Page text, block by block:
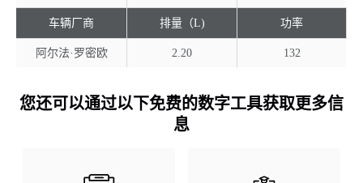
车辆厂商 排量（L) 功率
阿尔法·罗密欧 2.20 132
您还可以通过以下免费的数字工具获取更多信
息